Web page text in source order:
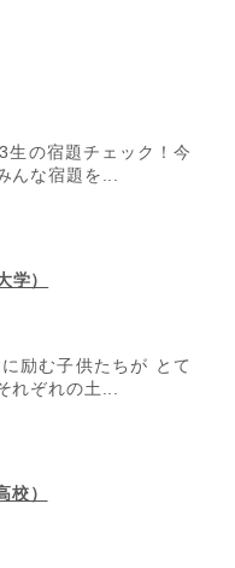
生の宿題チェック！今
んな宿題を...
学）
励む子供たちが とて
れぞれの土...
）